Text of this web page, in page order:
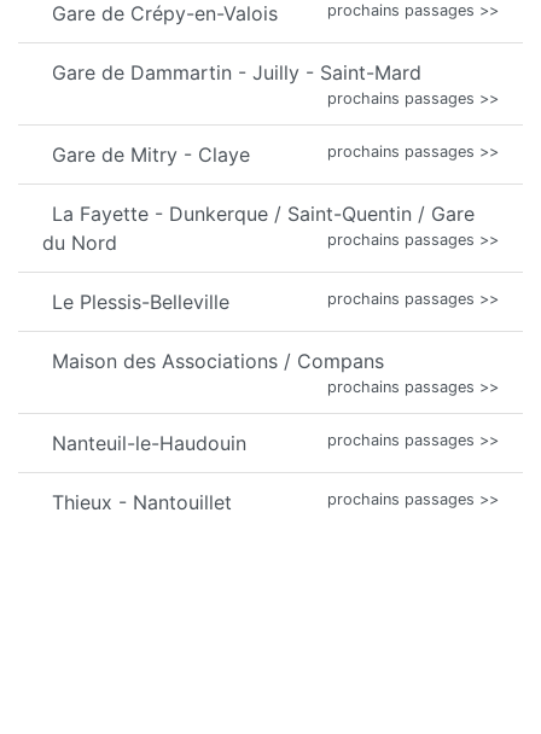
Gare de Crépy-en-Valois prochains passages >>
Gare de Dammartin - Juilly - Saint-Mard
prochains passages >>
Gare de Mitry - Claye prochains passages >>
La Fayette - Dunkerque / Saint-Quentin / Gare
du Nord
prochains passages >>
Le Plessis-Belleville prochains passages >>
Maison des Associations / Compans
prochains passages >>
Nanteuil-le-Haudouin prochains passages >>
Thieux - Nantouillet prochains passages >>